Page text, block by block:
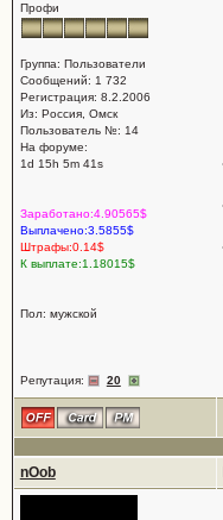
Профи
Группа: Пользователи
Сообщений: 1 732
Регистрация: 8.2.2006
Из: Россия, Омск
Пользователь №: 14
На форуме:
1d 15h 5m 41s
Заработано:4.90565$
Выплачено:3.5855$
Штрафы:0.14$
К выплате:1.18015$
Пол: мужской
Репутация: 20
nOob